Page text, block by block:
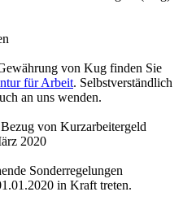
von Kug finden Sie
für Arbeit. Selbstverständlich
an uns wenden.
von Kurzarbeitergeld
2020
Sonderregelungen
in Kraft treten.